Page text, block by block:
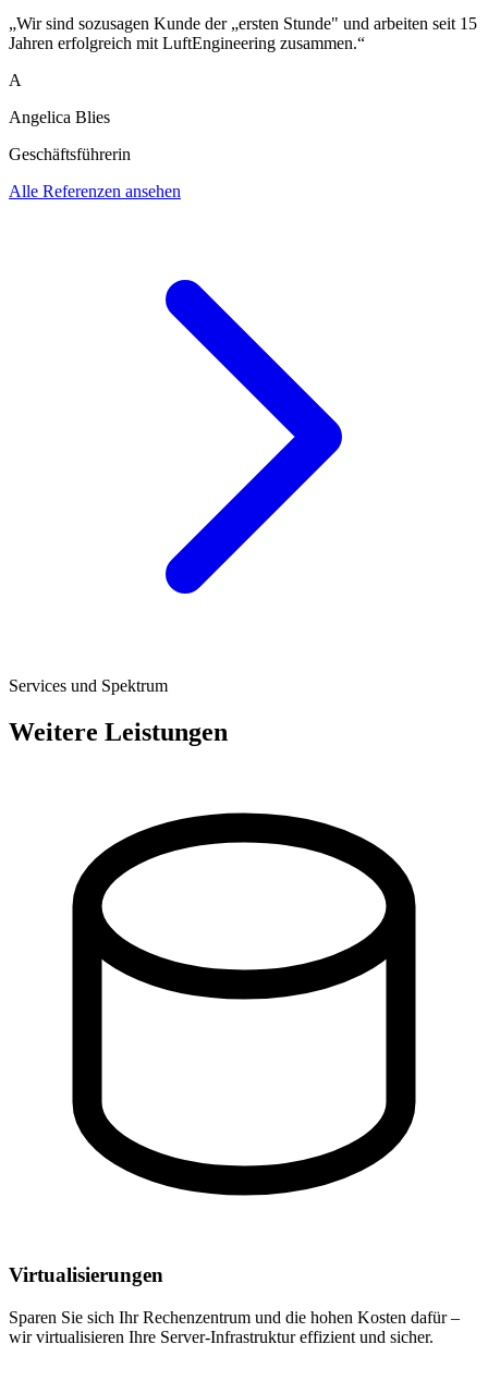
„Wir sind sozusagen Kunde der „ersten Stunde" und arbeiten seit 15
Jahren erfolgreich mit LuftEngineering zusammen.“
A
Angelica Blies
Geschäftsführerin
Alle Referenzen ansehen
Services und Spektrum
Weitere Leistungen
Virtualisierungen
Sparen Sie sich Ihr Rechenzentrum und die hohen Kosten dafür –
wir virtualisieren Ihre Server-Infrastruktur effizient und sicher.